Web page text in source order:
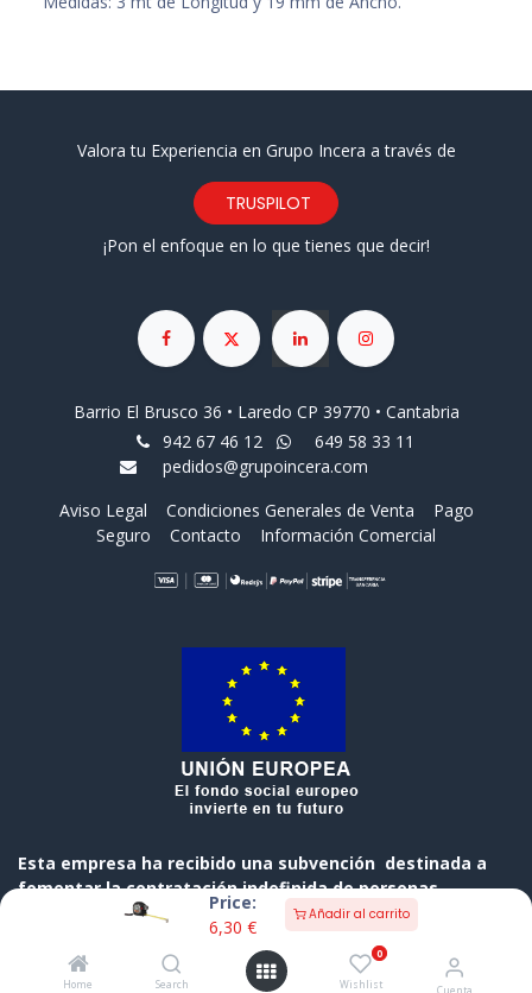
Price:
6,30 €
Añadir al carrito
Home Search
0
Wishlist Cuenta
Valora tu Experiencia en Grupo Incera a través de
TRUSPILOT
¡Pon el enfoque en lo que tienes que decir!
Barrio El Brusco 36 • Laredo CP 39770 • Cantabria
942 67 46 12
649 58 33 11
pedidos@grupoincera.com
Aviso Legal
Condiciones Generales de Venta
Pago
Seguro
Contacto Información Comercial
Esta empresa ha recibido una subvención destinada a
fomentar la contratación indefinida de personas
desempleadas, cofinanciada al 50 % por el Gobierno de
Cantabria y el Fondo Social Europeo a través del
Programa Operativo FSE de Cantabria 2014-2020